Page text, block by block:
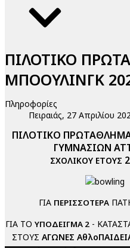
ΠΙΛΟΤΙΚΟ
ΜΠΟΟΥΛΙΝΓΚ
Πληροφορίες
Πειραιάς, 27 Απριλίου
ΠΙΛΟΤΙΚΟ
ΓΥΜΝΑΣΙΩΝ
ΣΧΟΛΙΚΟΥ ΕΤΟΥΣ
ΓΙΑ ΠΕΡΙΣΣΟΤΕΡΑ
ΓΙΑ ΤΟ ΥΠΟΔΕΙΓΜΑ 2-
ΣΤΟΥΣ ΑΓΩΝΕΣ